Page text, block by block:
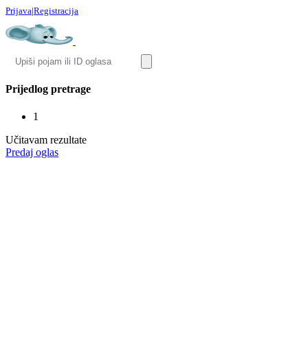
Prijava|Registracija
Prijedlog pretrage
1
Učitavam rezultate
Predaj oglas